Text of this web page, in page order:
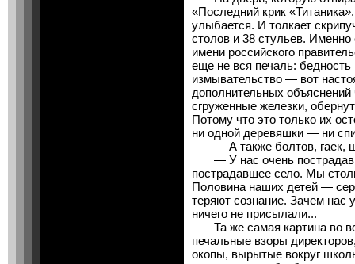
«Последний крик
улыбается. И толкает
столов и 38 стульев.
имени российского
еще не вся печаль:
измывательство — вот
дополнительных
сгруженные железки,
Потому что это только их
ни одной деревяшки — ни
— А также болтов, гаек,
— У нас очень
пострадавшее село. Мы
Половина наших детей —
теряют сознание. Зачем
ничего не присылали...
Та же самая картина во
печальные взоры
окопы, вырытые вокруг